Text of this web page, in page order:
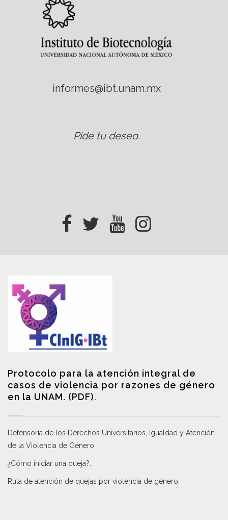
informes@ibt.unam.mx
Pide tu deseo.
Protocolo para la atención integral de
casos de violencia por razones de género
en la UNAM. (PDF).
Defensoría de los Derechos Universitarios, Igualdad y Atención
de la Violencia de Género
¿Cómo iniciar una queja?
Ruta de atención de quejas por violencia de género